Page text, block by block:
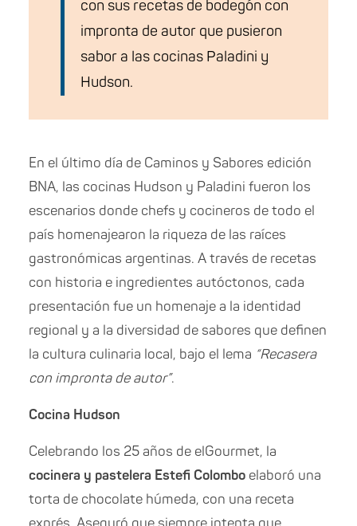
con sus recetas de bodegón con
impronta de autor que pusieron
sabor a las cocinas Paladini y
Hudson.
En el último día de Caminos y Sabores edición
BNA, las cocinas Hudson y Paladini fueron los
escenarios donde chefs y cocineros de todo el
país homenajearon la riqueza de las raíces
gastronómicas argentinas. A través de recetas
con historia e ingredientes autóctonos, cada
presentación fue un homenaje a la identidad
regional y a la diversidad de sabores que definen
la cultura culinaria local, bajo el lema “Recasera
con impronta de autor”.
Cocina Hudson
Celebrando los 25 años de elGourmet, la
cocinera y pastelera Estefi Colombo elaboró una
torta de chocolate húmeda, con una receta